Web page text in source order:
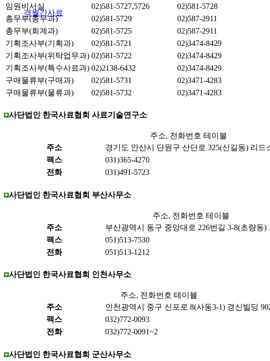
격월간사료
임원비서실
02)581-5727,5726
02)581-5728
총무부(총무과)
02)581-5729
02)587-2911
총무부(회계과)
02)581-5725
02)587-2911
기획조사부(기획과)
02)581-5721
02)3474-8429
기획조사부(위탁업무과) 02)581-5722
02)3474-8429
기획조사부(특수사료과) 02)2138-6432
02)3474-8429
구매물류부(구매과)
02)581-5731
02)3471-4283
구매물류부(물류과)
02)581-5732 02)3471-4283
사단법인 한국사료협회 사료기술연구소
주소, 전화번호 테이블
주소
경기도 안산시 단원구 산단로 325(신길동) 리드
팩스
031)365-4270
전화
031)491-5723
사단법인 한국사료협회 부산사무소
주소, 전화번호 테이블
주소
부산광역시 동구 중앙대로 226번길 3-8(초량동)
팩스
051)513-7530
전화
051)513-1212
사단법인 한국사료협회 인천사무소
주소, 전화번호 테이블
주소
인천광역시 중구 신포로 8(사동3-1) 경신빌딩
팩스
032)772-0093
전화
032)772-0091~2
사단법인 한국사료협회 군산사무소